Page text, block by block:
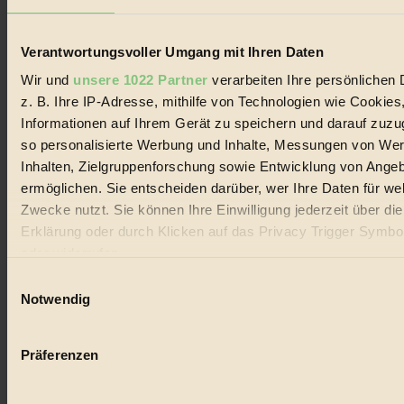
Verantwortungsvoller Umgang mit Ihren Daten
Wir und unsere 1022 Partner verarbeiten Ihre persönlichen
z. B. Ihre IP-Adresse, mithilfe von Technologien wie
Informationen auf Ihrem Gerät zu speichern und darauf
so personalisierte Werbung und Inhalte, Messungen von
Inhalten, Zielgruppenforschung sowie Entwicklung von
ermöglichen. Sie entscheiden darüber, wer Ihre Daten für
Zwecke nutzt. Sie können Ihre Einwilligung jederzeit über
Erklärung oder durch Klicken auf das Privacy Trigger
Wenn Sie es erlauben, würden wir auch gerne:
Ihr Gerät durch aktives Scannen nach bestimmten
Notwendig
Präferenzen
alternativer Energien.
Social Media
22.601 Fans auf Facebook
3.415 Follower auf Twitter
Themen
Bio